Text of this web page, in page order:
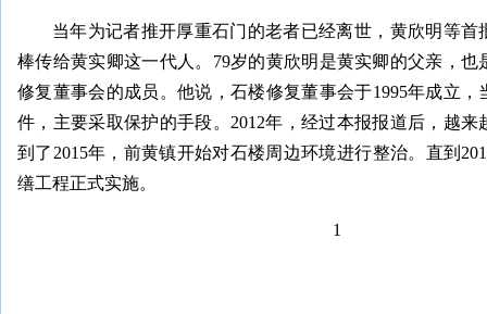
当年为记者推开厚重石门的老者已经离世，黄欣明等首
棒传给黄实卿这一代人。79岁的黄欣明是黄实卿的父亲，
修复董事会的成员。他说，石楼修复董事会于1995年成立
件，主要采取保护的手段。2012年，经过本报报道后，越
到了2015年，前黄镇开始对石楼周边环境进行整治。直到
缮工程正式实施。
1